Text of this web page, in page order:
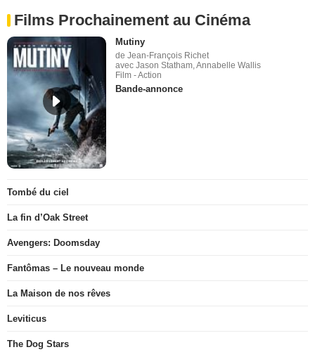
Films Prochainement au Cinéma
Mutiny
de Jean-François Richet
avec Jason Statham, Annabelle Wallis
Film - Action
Bande-annonce
Tombé du ciel
La fin d’Oak Street
Avengers: Doomsday
Fantômas – Le nouveau monde
La Maison de nos rêves
Leviticus
The Dog Stars